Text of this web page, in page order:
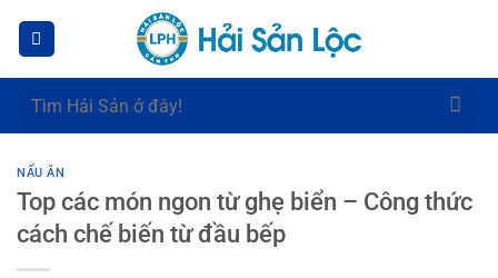
dung
Tìm
NẤU ĂN
Top các món ngon từ ghẹ biển – Công thức
cách chế biến từ đầu bếp